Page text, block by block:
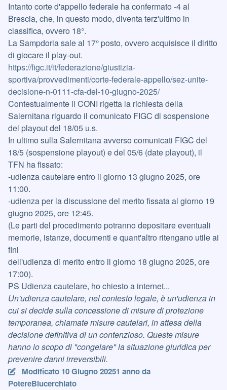
Intanto corte d'appello federale ha confermato -4 al
Brescia, che, in questo modo, diventa terz'ultimo in
classifica, ovvero 18°.
La Sampdoria sale al 17° posto, ovvero acquisisce il diritto
di giocare il play-out.
https://figc.it/it/federazione/giustizia-
sportiva/provvedimenti/corte-federale-appello/sez-unite-
decisione-n-0111-cfa-del-10-giugno-2025/
Contestualmente il CONI rigetta la richiesta della
Salernitana riguardo il comunicato FIGC di sospensione
del playout del 18/05 u.s.
In ultimo sulla Salernitana avverso comunicati FIGC del
18/5 (sospensione playout) e del 05/6 (date playout), il
TFN ha fissato:
-udienza cautelare entro il giorno 13 giugno 2025, ore
11:00.
-udienza per la discussione del merito fissata al giorno 19
giugno 2025, ore 12:45.
(Le parti del procedimento potranno depositare eventuali
memorie, istanze, documenti e quant'altro ritengano utile ai
fini
dell'udienza di merito entro il giorno 18 giugno 2025, ore
17:00).
PS Udienza cautelare, ho chiesto a internet...
Un'udienza cautelare, nel contesto legale, è un'udienza in
cui si decide sulla concessione di misure di protezione
temporanea, chiamate misure cautelari, in attesa della
decisione definitiva di un contenzioso. Queste misure
hanno lo scopo di "congelare" la situazione giuridica per
prevenire danni irreversibili.
Modificato 10 Giugno 20251 annoda
PotereBlucerchiato